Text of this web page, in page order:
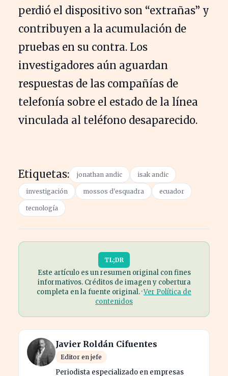
perdió el dispositivo son “extrañas” y
contribuyen a la acumulación de
pruebas en su contra. Los
investigadores aún aguardan
respuestas de las compañías de
telefonía sobre el estado de la línea
vinculada al teléfono desaparecido.
Etiquetas: jonathan andic isak andic
investigación mossos d'esquadra ecuador
tecnología
TL;DR
Este artículo es un resumen original con fines
informativos. Créditos de imagen y cobertura
completa en la fuente original. ·Ver Política de
contenidos
Javier Roldán Cifuentes
Editor en jefe
Periodista especializado en empresas